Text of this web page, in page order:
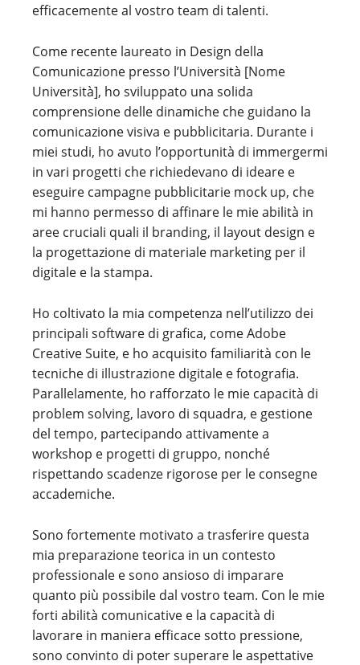
efficacemente al vostro team di talenti.
Come recente laureato in Design della
Comunicazione presso l’Università [Nome
Università], ho sviluppato una solida
comprensione delle dinamiche che guidano la
comunicazione visiva e pubblicitaria. Durante i
miei studi, ho avuto l’opportunità di immergermi
in vari progetti che richiedevano di ideare e
eseguire campagne pubblicitarie mock up, che
mi hanno permesso di affinare le mie abilità in
aree cruciali quali il branding, il layout design e
la progettazione di materiale marketing per il
digitale e la stampa.
Ho coltivato la mia competenza nell’utilizzo dei
principali software di grafica, come Adobe
Creative Suite, e ho acquisito familiarità con le
tecniche di illustrazione digitale e fotografia.
Parallelamente, ho rafforzato le mie capacità di
problem solving, lavoro di squadra, e gestione
del tempo, partecipando attivamente a
workshop e progetti di gruppo, nonché
rispettando scadenze rigorose per le consegne
accademiche.
Sono fortemente motivato a trasferire questa
mia preparazione teorica in un contesto
professionale e sono ansioso di imparare
quanto più possibile dal vostro team. Con le mie
forti abilità comunicative e la capacità di
lavorare in maniera efficace sotto pressione,
sono convinto di poter superare le aspettative